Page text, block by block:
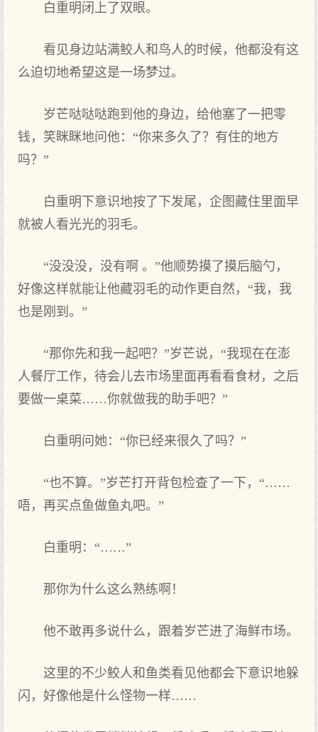
白重明闭上了双眼。
看见身边站满鲛人和鸟人的时候，他都没有这
么迫切地希望这是一场梦过。
岁芒哒哒哒跑到他的身边，给他塞了一把零
钱，笑眯眯地问他：“你来多久了？有住的地方
吗？”
白重明下意识地按了下发尾，企图藏住里面早
就被人看光光的羽毛。
“没没没，没有啊 。”他顺势摸了摸后脑勺，
好像这样就能让他藏羽毛的动作更自然，“我，我
也是刚到。”
“那你先和我一起吧？”岁芒说，“我现在在澎
人餐厅工作，待会儿去市场里面再看看食材，之后
要做一桌菜……你就做我的助手吧？”
白重明问她：“你已经来很久了吗？”
“也不算。”岁芒打开背包检查了一下，“……
唔，再买点鱼做鱼丸吧。”
白重明：“……”
那你为什么这么熟练啊！
他不敢再多说什么，跟着岁芒进了海鲜市场。
这里的不少鲛人和鱼类看见他都会下意识地躲
闪，好像他是什么怪物一样……